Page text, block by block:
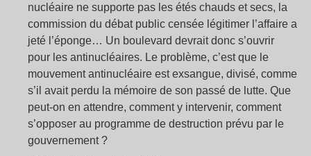
nucléaire ne supporte pas les étés chauds et secs, la
commission du débat public censée légitimer l’affaire a
jeté l’éponge… Un boulevard devrait donc s’ouvrir
pour les antinucléaires. Le problème, c’est que le
mouvement antinucléaire est exsangue, divisé, comme
s’il avait perdu la mémoire de son passé de lutte. Que
peut-on en attendre, comment y intervenir, comment
s’opposer au programme de destruction prévu par le
gouvernement ?